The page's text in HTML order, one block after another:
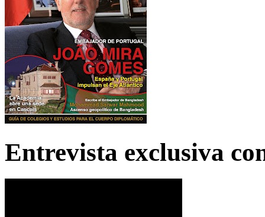
Entrevista exclusiva